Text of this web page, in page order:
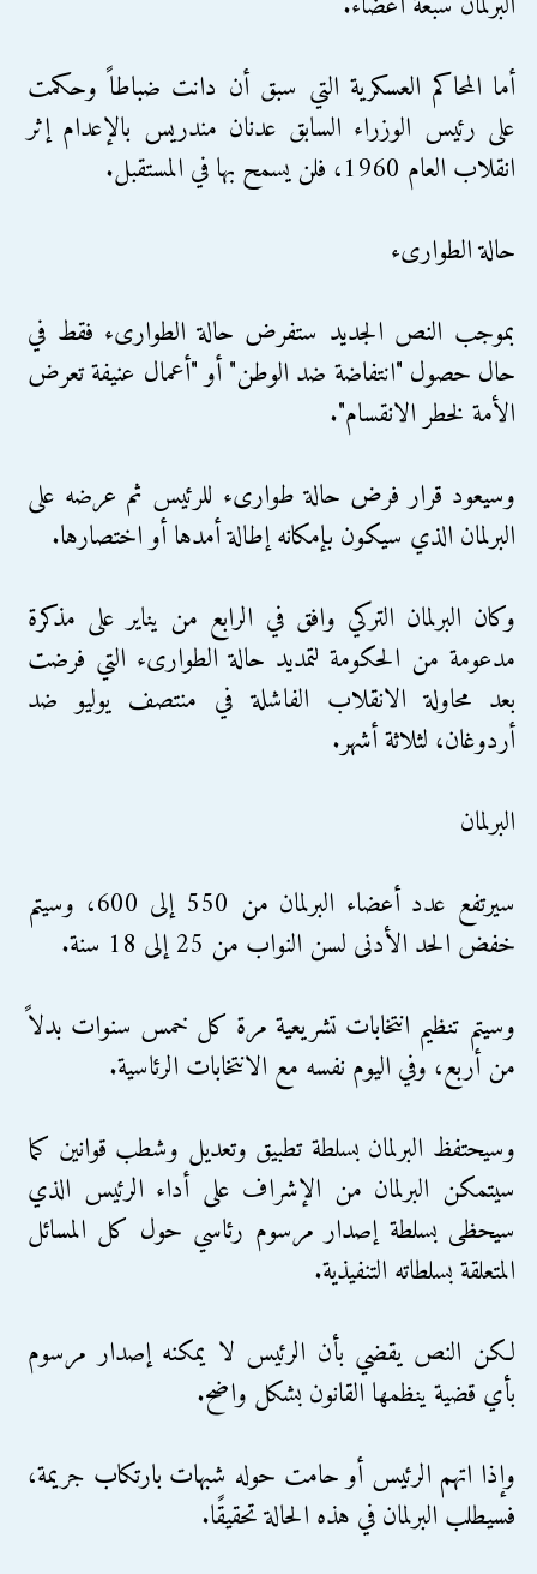
أما المحاكم العسكرية التي سبق أن دانت ضباطاً وحكمت
على رئيس الوزراء السابق عدنان مندريس بالإعدام إثر
انقلاب العام 1960، فلن يسمح بها في المستقبل.
حالة الطوارىء
بموجب النص الجديد ستفرض حالة الطوارىء فقط في
حال حصول "انتفاضة ضد الوطن" أو "أعمال عنيفة تعرض
الأمة لخطر الانقسام".
وسيعود قرار فرض حالة طوارىء للرئيس ثم عرضه على
البرلمان الذي سيكون بإمكانه إطالة أمدها أو اختصارها.
وكان البرلمان التركي وافق في الرابع من يناير على مذكرة
مدعومة من الحكومة لتمديد حالة الطوارىء التي فرضت
بعد محاولة الانقلاب الفاشلة في منتصف يوليو ضد
أردوغان، لثلاثة أشهر.
البرلمان
سيرتفع عدد أعضاء البرلمان من 550 إلى 600، وسيتم
خفض الحد الأدنى لسن النواب من 25 إلى 18 سنة.
وسيتم تنظيم انتخابات تشريعية مرة كل خمس سنوات بدلاً
من أربع، وفي اليوم نفسه مع الانتخابات الرئاسية.
وسيحتفظ البرلمان بسلطة تطبيق وتعديل وشطب قوانين كما
سيتمكن البرلمان من الإشراف على أداء الرئيس الذي
سيحظى بسلطة إصدار مرسوم رئاسي حول كل المسائل
المتعلقة بسلطاته التنفيذية.
لكن النص يقضي بأن الرئيس لا يمكنه إصدار مرسوم
بأي قضية ينظمها القانون بشكل واضح.
وإذا اتهم الرئيس أو حامت حوله شبهات بارتكاب جريمة،
فسيطلب البرلمان في هذه الحالة تحقيقًا.